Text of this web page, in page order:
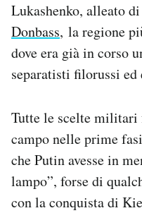
Lukashenko, alleato
Donbass, la regione
dove era già in corso
separatisti filorussi ed
Tutte le scelte militari
campo nelle prime
che Putin avesse in
lampo”, forse di
con la conquista di